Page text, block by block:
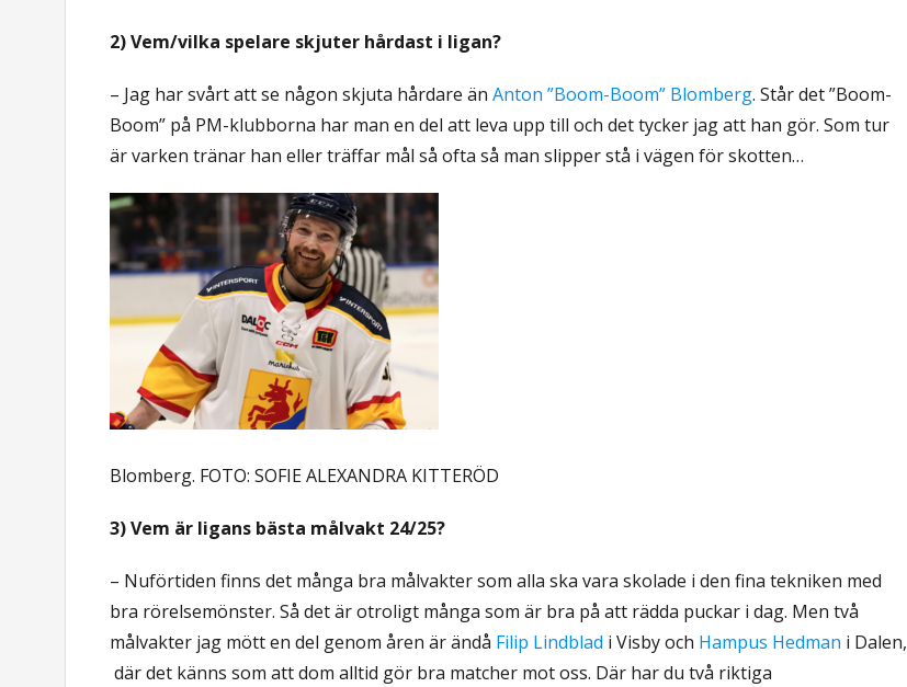
2) Vem/vilka spelare skjuter hårdast i ligan?
– Jag har svårt att se någon skjuta hårdare änAnton ”Boom-Boom” Blomberg. Står det ”Boom-
Boom” på PM-klubborna har man en del att leva upp till och det tycker jag att han gör. Som tur
är varken tränar han eller träffar mål så ofta så man slipper stå i vägen för skotten…
Blomberg. FOTO: SOFIE ALEXANDRA KITTERÖD
3) Vem är ligans bästa målvakt 24/25?
– Nuförtiden finns det många bra målvakter som alla ska vara skolade i den fina tekniken med
bra rörelsemönster. Så det är otroligt många som är bra på att rädda puckar i dag. Men två
målvakter jag mött en del genom åren är ändå Filip Lindblad i Visby och Hampus Hedman i Dalen,
där det känns som att dom alltid gör bra matcher mot oss. Där har du två riktiga